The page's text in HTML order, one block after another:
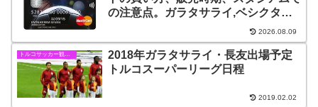
の注意点。ガラタサライ,ベシクタシ
2026.08.09
2018年ガラタサライ・長友出場予定
トルコスーパーリーグ日程
2019.02.02